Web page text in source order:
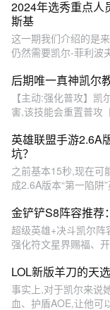
2024年选秀重点
斯基
这一期我们介绍的是
仍然需要凯尔-菲利波
后期唯一真神凯尔
【主动:强化普攻】
害,该技能会重置普攻
英雄联盟手游2.6A
坑？
之前基本15秒,现在可
成2.6A版本“第一陷阱
金铲铲S8阵容推荐
超级英雄+决斗凯尔
强化符文星界赐福、
LOL新版羊刀的天
事实上,对于凯尔来说
血、护盾AOE,让他可